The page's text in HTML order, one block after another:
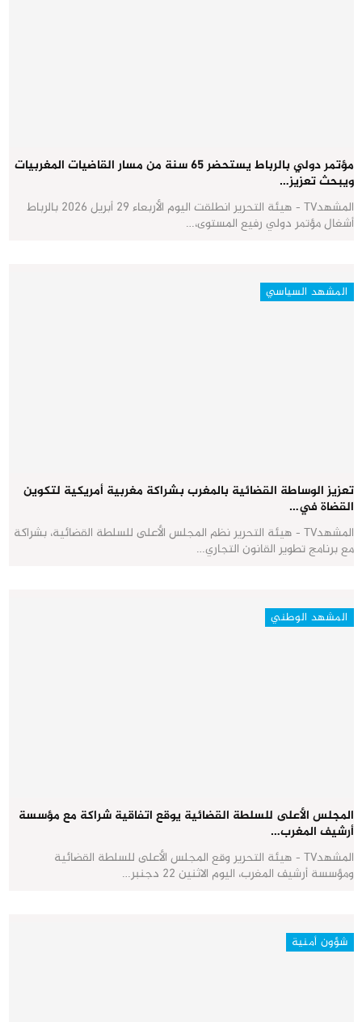
مؤتمر دولي بالرباط يستحضر 65 سنة من مسار القاضيات المغربيات
ويبحث تعزيز…
المشهدTV - هيئة التحرير انطلقت اليوم الأربعاء 29 أبريل 2026 بالرباط
أشغال مؤتمر دولي رفيع المستوى،…
المشهد السياسي
تعزيز الوساطة القضائية بالمغرب بشراكة مغربية أمريكية لتكوين
القضاة في…
المشهدTV - هيئة التحرير نظم المجلس الأعلى للسلطة القضائية، بشراكة
مع برنامج تطوير القانون التجاري…
المشهد الوطني
المجلس الأعلى للسلطة القضائية يوقع اتفاقية شراكة مع مؤسسة
أرشيف المغرب…
المشهدTV - هيئة التحرير وقع المجلس الأعلى للسلطة القضائية
ومؤسسة أرشيف المغرب، اليوم الاثنين 22 دجنبر…
شؤون أمنية